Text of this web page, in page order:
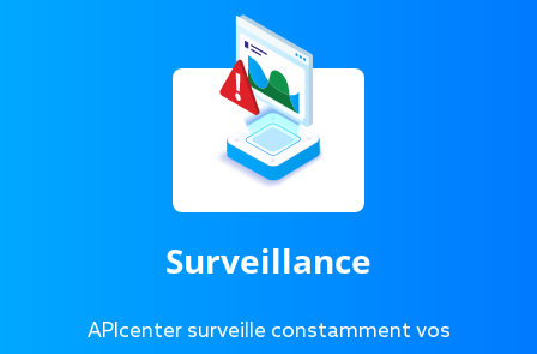
Surveillance
APIcenter surveille constamment vos